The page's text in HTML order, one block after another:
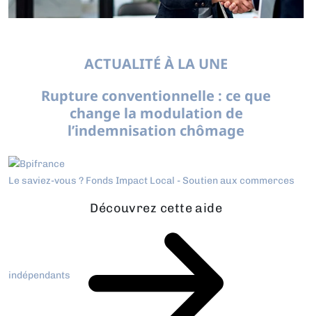
ACTUALITÉ À LA UNE
Rupture conventionnelle : ce que
change la modulation de
l’indemnisation chômage
Le saviez-vous ? Fonds Impact Local - Soutien aux commerces
indépendants
Découvrez cette aide